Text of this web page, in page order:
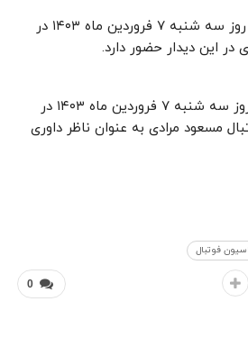
بازی دو تیم قرقیزستان و چین تایپه از گروه D مرحله مقدماتی جام جهانی ۲۰۲۶ روز سه شنبه ۷ فروردین ماه ۱۴۰۳ در
این دیدار حضور دارد.
دیدار دو تیم تاجیکستان و عربستان از گروه G مرحله مقدماتی جام جهانی ۲۰۲۶ روز سه شنبه ۷ فروردین ماه ۱۴۰۳ در
مسعود مرادی به عنوان ناظر داوری
فوتبال
0